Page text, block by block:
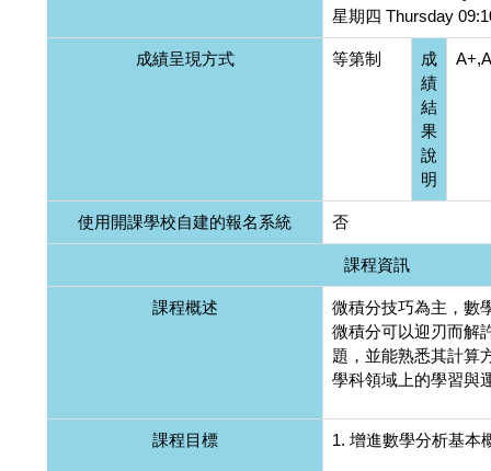
星期四 Thursday
成績呈現方式 等第制
成
績
結
果
說
明
使用開課學校自建的報名系統 否
課程資訊
課程概述
微積分技巧為主，數
微積分可以迎刃而解
題，並能熟悉其計算
學科領域上的學習與
課程目標 1. 增進數學分析基本